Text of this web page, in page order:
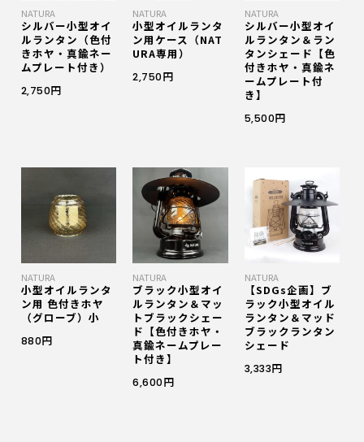
NATURA
シルバー小型オイ
ルランタン（色付
きホヤ・真鍮ネー
ムプレート付き）
2,750円
NATURA
小型オイルランタ
ン用ケース（NAT
URA専用）
2,750円
NATURA
シルバー小型オイ
ルランタン＆ラン
タンシェード【色
付きホヤ・真鍮ネ
ームプレート付
き】
5,500円
NATURA
小型オイルランタ
ン用 色付きホヤ
（グローブ）小
880円
NATURA
ブラック小型オイ
ルランタン＆マッ
トブラックシェー
ド【色付きホヤ・
真鍮ネームプレー
ト付き】
6,600円
NATURA
【SDGs企画】ブ
ラック小型オイル
ランタン＆マッド
ブラックランタン
シェード
3,333円